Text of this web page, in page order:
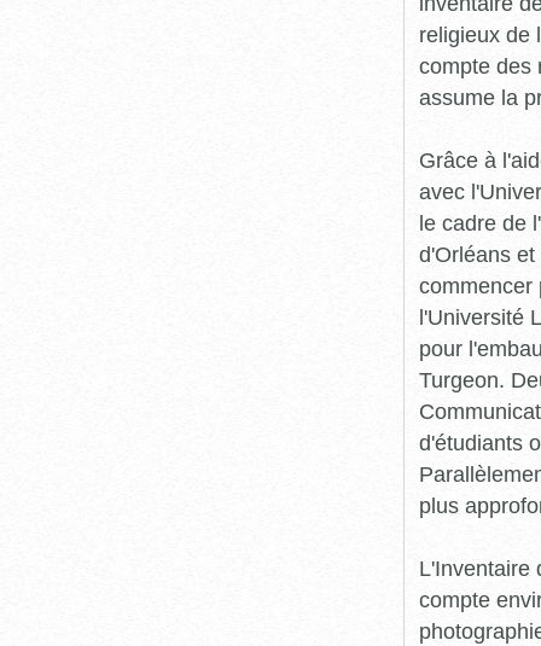
religieux de
compte des
assume la
Grâce à
avec
le cadre de
d'Orléans
commencer
l'Université
pour
Turgeon.
d'étudiants
plus
L'Inventaire
compte